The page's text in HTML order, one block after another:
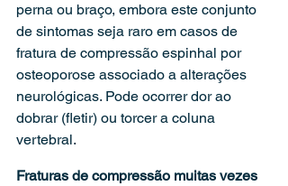
perna ou braço, embora este conjunto
de sintomas seja raro em casos de
fratura de compressão espinhal por
osteoporose associado a alterações
neurológicas. Pode ocorrer dor ao
dobrar (fletir) ou torcer a coluna
vertebral.
Fraturas de compressão muitas vezes